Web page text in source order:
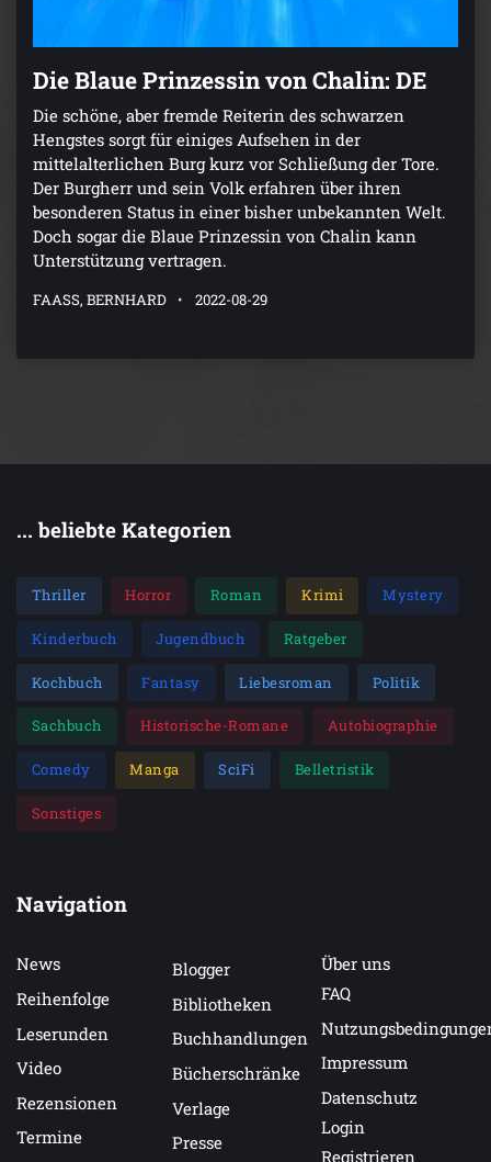
Die Blaue Prinzessin von Chalin: DE
Die schöne, aber fremde Reiterin des schwarzen
Hengstes sorgt für einiges Aufsehen in der
mittelalterlichen Burg kurz vor Schließung der Tore.
Der Burgherr und sein Volk erfahren über ihren
besonderen Status in einer bisher unbekannten Welt.
Doch sogar die Blaue Prinzessin von Chalin kann
Unterstützung vertragen.
FAASS, BERNHARD 2022-08-29
... beliebte Kategorien
Thriller Horror Roman Krimi Mystery
Kinderbuch Jugendbuch Ratgeber
Kochbuch Fantasy Liebesroman Politik
Sachbuch Historische-Romane Autobiographie
Comedy Manga SciFi Belletristik
Sonstiges
Navigation
News
Reihenfolge
Leserunden
Video
Rezensionen
Termine
Blogger
Bibliotheken
Buchhandlungen
Bücherschränke
Verlage
Presse
Über uns
FAQ
Impressum
Datenschutz
Login
Registrieren